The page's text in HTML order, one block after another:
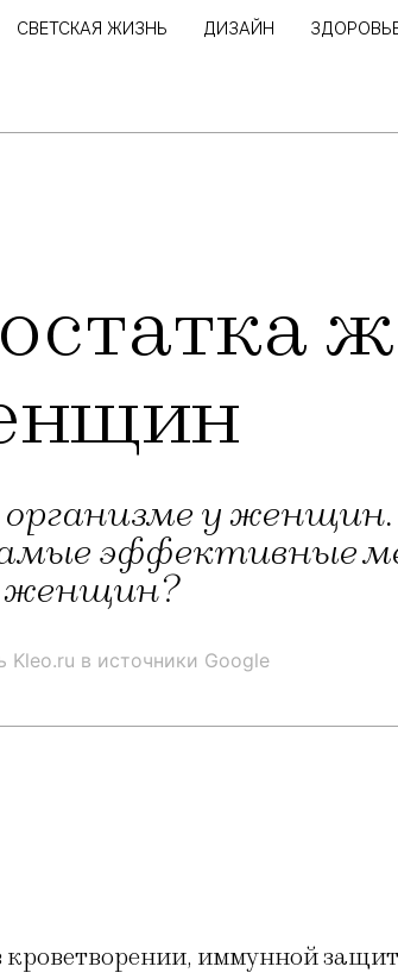
СВЕТСКАЯ ЖИЗНЬ ДИЗАЙН
у
эффективные
женщин?
Kleo.ru в источники Google
иммунной